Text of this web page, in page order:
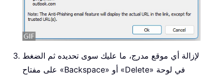
لإزالة أي موقع مدرج، ما عليك سوى تحديده ثم الضغط
على مفتاح «Backspace» أو «Delete» في لوحة